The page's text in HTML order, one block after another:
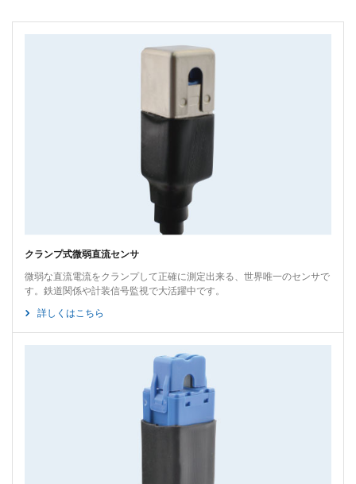
クランプ式微弱直流センサ
微弱な直流電流をクランプして正確に測定出来る、世界唯一のセンサで
す。鉄道関係や計装信号監視で大活躍中です。
詳しくはこちら